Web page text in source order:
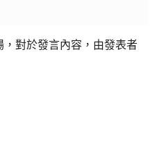
對於發言內容，由發表者